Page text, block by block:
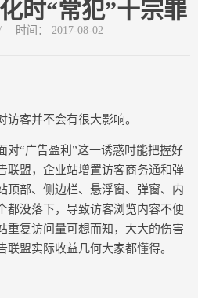
时“常犯”十宗罪
时间： 2017-08-02
客并不会有很大影响。
“广告盈利”这一诱惑时能把握好
联盟，企业站增置访客商务通和弹
顶部、侧边栏、悬浮窗、弹窗、内
都没落下，导致访客浏览内容不便
重复访问量可想而知，大大的伤害
联盟实际收益几何大家都懂得。